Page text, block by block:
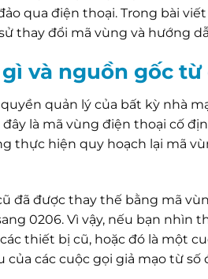
qua điện thoại. Trong bài
thay đổi mã vùng và hướng
và nguồn gốc từ
quản lý của bất kỳ nhà
đây là mã vùng điện thoại cố
thực hiện quy hoạch lại mã
đã được thay thế bằng mã
0206. Vì vậy, nếu bạn nhìn
thiết bị cũ, hoặc đó là một
của các cuộc gọi giả mạo từ